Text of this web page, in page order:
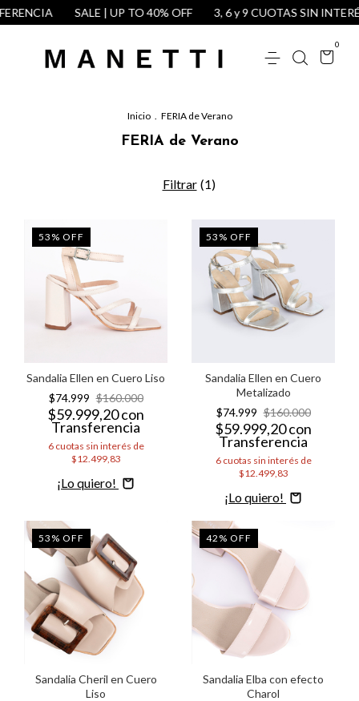
SALE | UP TO 40% OFF 3, 6 y 9 CUOTAS SIN INTERÉS
0
Inicio FERIA de Verano
FERIA de Verano
Filtrar (1)
53 % OFF
Sandalia Ellen en Cuero Liso
$74.999 $160.000
$59.999,20con
Transferencia
6 cuotas sin interés de
$12.499,83
Comprar
53 % OFF
Sandalia Ellen en Cuero
Metalizado
$74.999 $160.000
$59.999,20con
Transferencia
6 cuotas sin interés de
$12.499,83
Comprar
53 % OFF
Sandalia Cheril en Cuero
Liso
42 % OFF
Sandalia Elba con efecto
Charol